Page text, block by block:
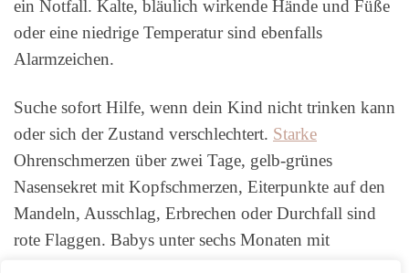
ein Notfall. Kalte, bläulich wirkende Hände und Füße
oder eine niedrige Temperatur sind ebenfalls
Alarmzeichen.
Suche sofort Hilfe, wenn dein Kind nicht trinken kann
oder sich der Zustand verschlechtert. Starke
Ohrenschmerzen über zwei Tage, gelb-grünes
Nasensekret mit Kopfschmerzen, Eiterpunkte auf den
Mandeln, Ausschlag, Erbrechen oder Durchfall sind
rote Flaggen. Babys unter sechs Monaten mit